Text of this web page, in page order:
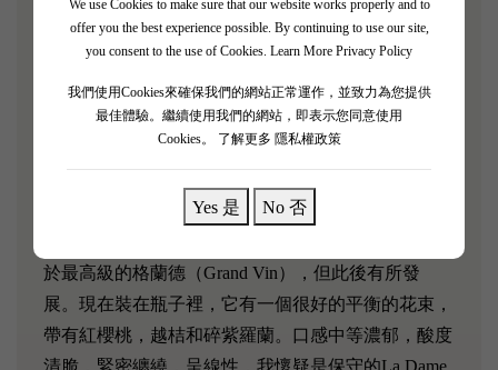
We use Cookies to make sure that our website works properly and to
offer you the best experience possible. By continuing to use our site,
you consent to the use of Cookies. Learn More Privacy Policy
我們使用Cookies來確保我們的網站正常運作，並致力為您提供
最佳體驗。繼續使用我們的網站，即表示您同意使用
Cookies。
了解更多 隱私權政策
Yes 是 No 否
Robert Parker 評分: 89/100
La Dame de Chateau Montrose是Chateau Montrose 夢露
斯的副牌酒。Saint-Estephe的口感比2014 Chateau
Montrose的密度低，其光滑的單寧結構和細顆粒誘
人。這是一款易於使用的葡萄酒，彰顯了在選擇葡萄
於最高級的格蘭德（Grand Vin），但此後有所發
展。現在裝在瓶子裡，它有一個很好的平衡的花束，
帶有紅櫻桃，越桔和碎紫羅蘭。口感中等濃郁，酸度
清脆，緊密纏繞，呈線性，我懷疑是保守的La Dame